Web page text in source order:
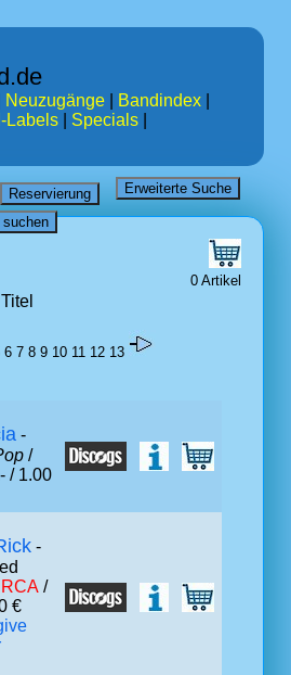
Neuzugänge Bandindex
Labels Specials
0 Artikel
Titel
6 7 8 9 10 11 12 13
-
/
/ 1.00
-
RCA /
€